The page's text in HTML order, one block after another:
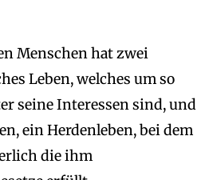
Menschen hat zwei
Leben, welches um so
seine Interessen sind, und
ein Herdenleben, bei dem
die ihm